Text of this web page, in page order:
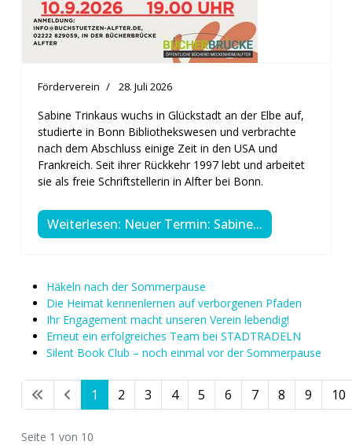
Förderverein 28. Juli 2026
Sabine Trinkaus wuchs in Glückstadt an der Elbe auf,
studierte in Bonn Bibliothekswesen und verbrachte
nach dem Abschluss einige Zeit in den USA und
Frankreich. Seit ihrer Rückkehr 1997 lebt und arbeitet
sie als freie Schriftstellerin in Alfter bei Bonn.
Weiterlesen: Neuer Termin: Sabine...
Häkeln nach der Sommerpause
Die Heimat kennenlernen auf verborgenen Pfaden
Ihr Engagement macht unseren Verein lebendig!
Erneut ein erfolgreiches Team bei STADTRADELN
Silent Book Club – noch einmal vor der Sommerpause
1 2 3 4 5 6 7 8 9 10
Seite 1 von 10